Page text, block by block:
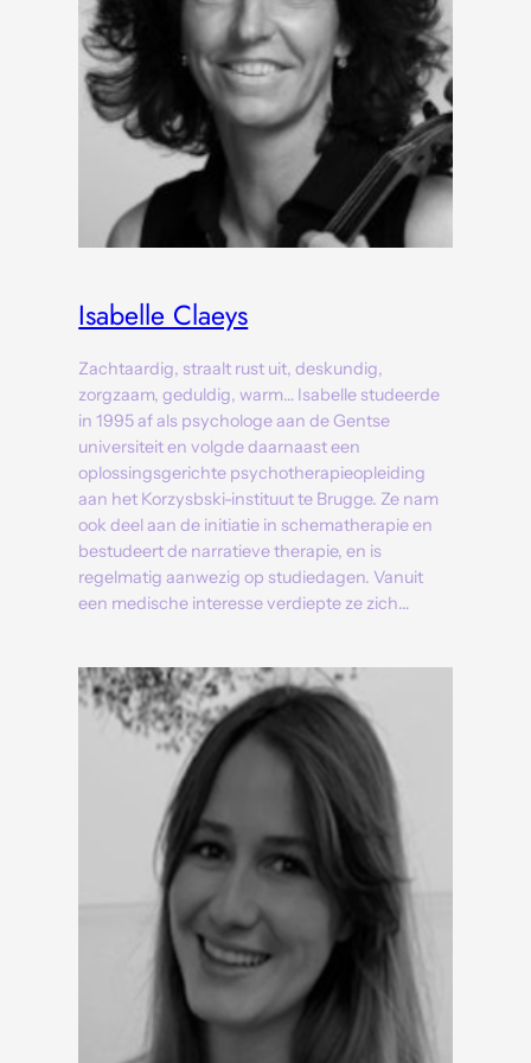
Isabelle Claeys
Zachtaardig, straalt rust uit, deskundig,
zorgzaam, geduldig, warm… Isabelle studeerde
in 1995 af als psychologe aan de Gentse
universiteit en volgde daarnaast een
oplossingsgerichte psychotherapieopleiding
aan het Korzysbski-instituut te Brugge. Ze nam
ook deel aan de initiatie in schematherapie en
bestudeert de narratieve therapie, en is
regelmatig aanwezig op studiedagen. Vanuit
een medische interesse verdiepte ze zich…